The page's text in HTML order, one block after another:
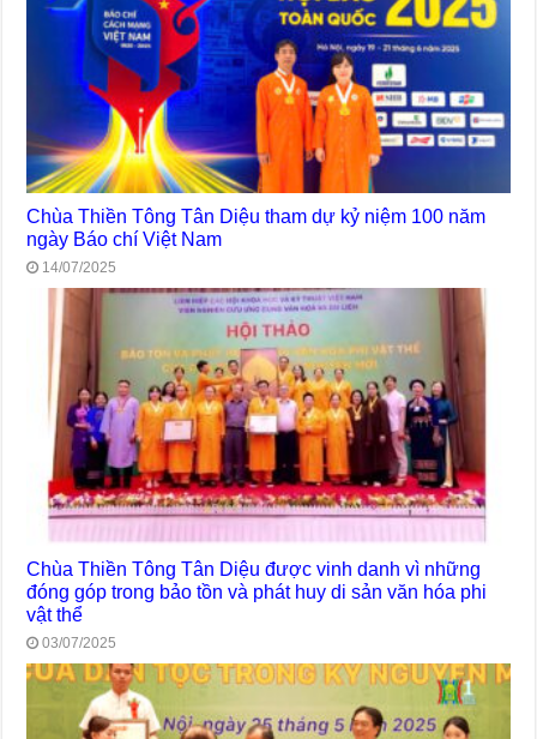
Chùa Thiền Tông Tân Diệu tham dự kỷ niệm 100 năm
ngày Báo chí Việt Nam
14/07/2025
Chùa Thiền Tông Tân Diệu được vinh danh vì những
đóng góp trong bảo tồn và phát huy di sản văn hóa phi
vật thể
03/07/2025